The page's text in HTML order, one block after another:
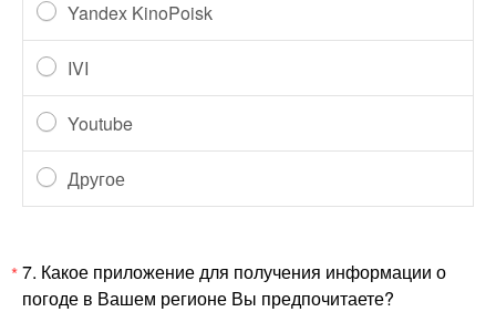
Yandex KinoPoisk
IVI
Youtube
Другое
*7. Какое приложение для получения информации о
погоде в Вашем регионе Вы предпочитаете?